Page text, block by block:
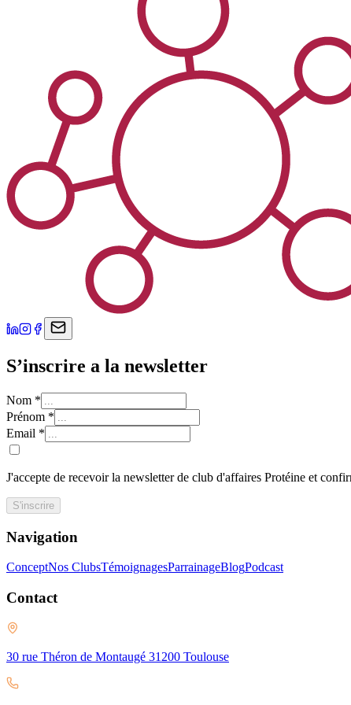
S’inscrire a la newsletter
Nom *
Prénom *
Email *
J'accepte de recevoir la newsletter de club d'affaires Protéine et
S'inscrire
Navigation
ConceptNos ClubsTémoignagesParrainageBlogPodcast
Contact
30 rue Théron de Montaugé 31200 Toulouse